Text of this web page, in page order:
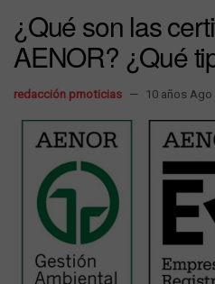
¿Qué son las
AENOR? ¿Qué
redacción prnoticias 10 años Ago